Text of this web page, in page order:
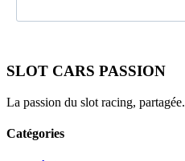
SLOT CARS PASSION
La passion du slot racing, partagée.
Catégories